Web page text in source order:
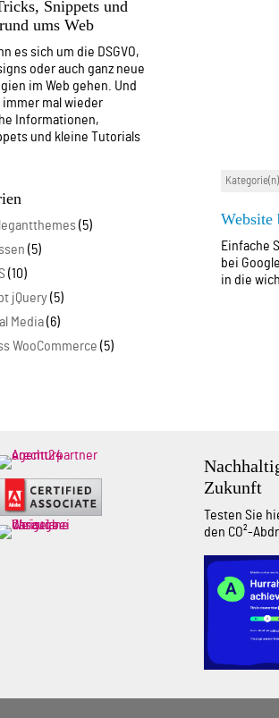
Snippets und
ums Web
es sich um die DSGVO,
oder auch ganz neue
im Web gehen. Und
immer mal wieder
Informationen,
und kleine Tutorials
(5)
(5)
(10)
jQuery(5)
Media(6)
WooCommerce (5)
Einfache
bei
in die
Zukunft
Testen Sie
den CO²-